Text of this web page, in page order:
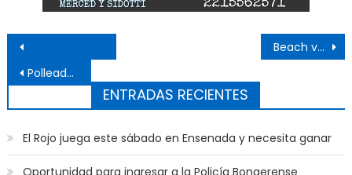
Navegación de entradas
Polleada solidaria de Bomberos
Beach vóley: entrenamiento de nivel en Punta Lara
ENTRADAS RECIENTES
El Rojo juega este sábado en Ensenada y necesita ganar
Oportunidad para ingresar a la Policía Bonaerense